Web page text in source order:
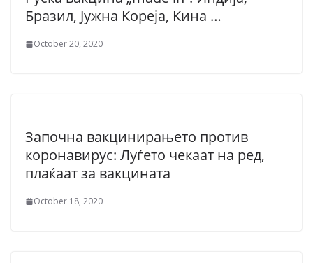
Бразил, Јужна Кореја, Кина …
October 20, 2020
Започна вакцинирањето против
коронавирус: Луѓето чекаат на ред,
плаќаат за вакцината
October 18, 2020